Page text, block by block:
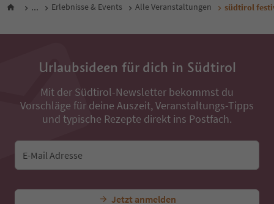
... Erlebnisse & Events Alle Veranstaltungen südtirol
Urlaubsideen für dich in Südtirol
Mit der Südtirol-Newsletter bekommst du
Vorschläge für deine Auszeit, Veranstaltungs-Tipps
und typische Rezepte direkt ins Postfach.
E-Mail Adresse
Jetzt anmelden